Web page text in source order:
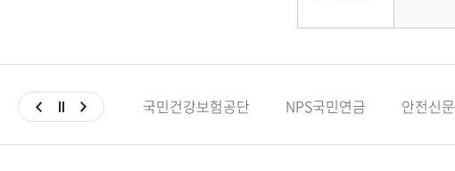
국민건강보험공단 NPS국민연금 안전신